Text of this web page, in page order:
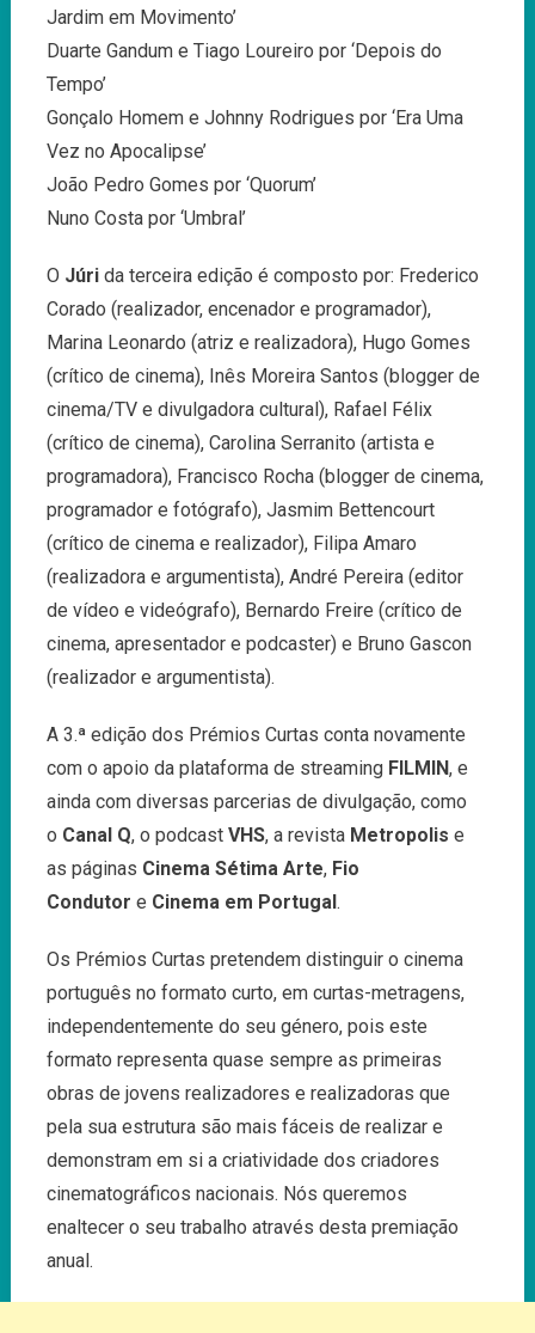
Jardim em Movimento’
Duarte Gandum e Tiago Loureiro por ‘Depois do
Tempo’
Gonçalo Homem e Johnny Rodrigues por ‘Era Uma
Vez no Apocalipse’
João Pedro Gomes por ‘Quorum’
Nuno Costa por ‘Umbral’
O Júri da terceira edição é composto por: Frederico
Corado (realizador, encenador e programador),
Marina Leonardo (atriz e realizadora), Hugo Gomes
(crítico de cinema), Inês Moreira Santos (blogger de
cinema/TV e divulgadora cultural), Rafael Félix
(crítico de cinema), Carolina Serranito (artista e
programadora), Francisco Rocha (blogger de cinema,
programador e fotógrafo), Jasmim Bettencourt
(crítico de cinema e realizador), Filipa Amaro
(realizadora e argumentista), André Pereira (editor
de vídeo e videógrafo), Bernardo Freire (crítico de
cinema, apresentador e podcaster) e Bruno Gascon
(realizador e argumentista).
A 3.ª edição dos Prémios Curtas conta novamente
com o apoio da plataforma de streaming FILMIN, e
ainda com diversas parcerias de divulgação, como
o Canal Q, o podcast VHS, a revista Metropolis e
as páginas Cinema Sétima Arte, Fio
Condutor e Cinema em Portugal.
Os Prémios Curtas pretendem distinguir o cinema
português no formato curto, em curtas-metragens,
independentemente do seu género, pois este
formato representa quase sempre as primeiras
obras de jovens realizadores e realizadoras que
pela sua estrutura são mais fáceis de realizar e
demonstram em si a criatividade dos criadores
cinematográficos nacionais. Nós queremos
enaltecer o seu trabalho através desta premiação
anual.